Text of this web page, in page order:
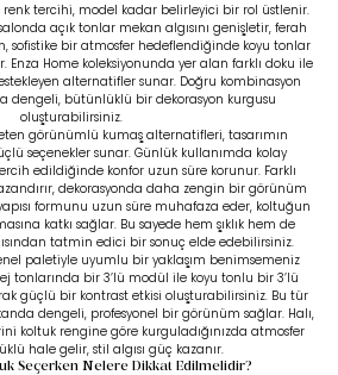
tercihi, model kadar belirleyici bir rol üstlenir.
açık tonlar mekan algısını genişletir, ferah
sofistike bir atmosfer hedeflendiğinde koyu tonlar
Enza Home koleksiyonunda yer alan farklı doku ile
alternatifler sunar. Doğru kombinasyon
dengeli, bütünlüklü bir dekorasyon kurgusu
oluşturabilirsiniz.
görünümlü kumaş alternatifleri, tasarımın
seçenekler sunar. Günlük kullanımda kolay
edildiğinde konfor uzun süre korunur. Farklı
dekorasyonda daha zengin bir görünüm
formunu uzun süre muhafaza eder, koltuğun
katkı sağlar. Bu sayede hem şıklık hem de
tatmin edici bir sonuç elde edebilirsiniz.
paletiyle uyumlu bir yaklaşım benimsemeniz
tonlarında bir 3’lü modül ile koyu tonlu bir 3’lü
güçlü bir kontrast etkisi oluşturabilirsiniz. Bu tür
dengeli, profesyonel bir görünüm sağlar. Halı,
koltuk rengine göre kurguladığınızda atmosfer
hale gelir, stil algısı güç kazanır.
Seçerken Nelere Dikkat Edilmelidir?